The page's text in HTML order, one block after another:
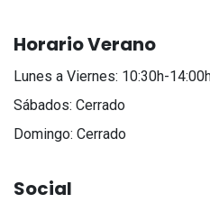
Horario Verano
Lunes a Viernes: 10:30h-
Sábados: Cerrado
Domingo: Cerrado
Social